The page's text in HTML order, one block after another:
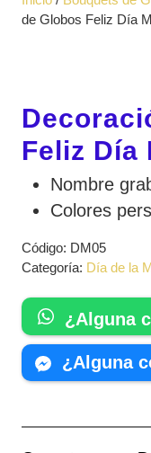
de Globos Feliz Día
Feliz Día
Nombre
Colores
Código: DM05
Categoría: Día de la
¿Alguna
¿Alguna